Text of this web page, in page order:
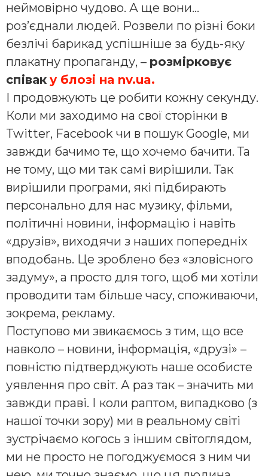
неймовірно чудово. А ще вони…
роз’єднали людей. Розвели по різні боки
безлічі барикад успішніше за будь-яку
плакатну пропаганду, – розмірковує
співак у блозі на nv.ua.
І продовжують це робити кожну секунду.
Коли ми заходимо на свої сторінки в
Twitter, Facebook чи в пошук Google, ми
завжди бачимо те, що хочемо бачити. Та
не тому, що ми так самі вирішили. Так
вирішили програми, які підбирають
персонально для нас музику, фільми,
політичні новини, інформацію і навіть
«друзів», виходячи з наших попередніх
вподобань. Це зроблено без «зловісного
задуму», а просто для того, щоб ми хотіли
проводити там більше часу, споживаючи,
зокрема, рекламу.
Поступово ми звикаємось з тим, що все
навколо – новини, інформація, «друзі» –
повністю підтверджують наше особисте
уявлення про світ. А раз так – значить ми
завжди праві. І коли раптом, випадково (з
нашої точки зору) ми в реальному світі
зустрічаємо когось з іншим світоглядом,
ми не просто не погоджуємося з ним чи